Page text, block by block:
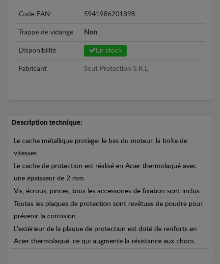
Code EAN: 5941986201898
Trappe de vidange Non
Disponibilité En stock
Fabricant Scut Protection S.R.L
Description technique:
Le cache métallique protège: le bas du moteur, la boîte de
vitesses
Le cache de protection est réalisé en Acier thermolaqué avec
une épaisseur de 2 mm.
Vis, écrous, pinces, tous les accessoires de fixation sont inclus.
Toutes les plaques de protection sont revêtues de poudre pour
prévenir la corrosion.
L'extérieur de la plaque de protection est doté de renforts en
Acier thermolaqué, ce qui augmente la résistance aux chocs.